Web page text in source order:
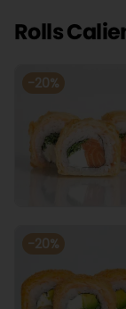
Rolls
-20%
-20%